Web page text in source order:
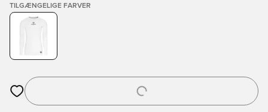
TILGÆNGELIGE FARVER
Åbner en Modal til at logge ind eller tilmelde dig som medlem